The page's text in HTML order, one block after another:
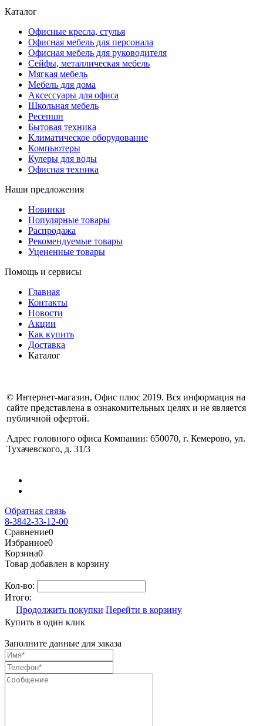
Каталог
Офисные кресла, стулья
Офисная мебель для персонала
Офисная мебель для руководителя
Сейфы, металлическая мебель
Мягкая мебель
Мебель для дома
Аксессуары для офиса
Школьная мебель
Ресепшн
Бытовая техника
Климатическое оборудование
Компьютеры
Кулеры для воды
Офисная техника
Наши предложения
Новинки
Популярные товары
Распродажа
Рекомендуемые товары
Уцененные товары
Помощь и сервисы
Главная
Контакты
Новости
Акции
Как купить
Доставка
Каталог
© Интернет-магазин, Офис плюс 2019. Вся информация на
сайте представлена в ознакомительных целях и не является
публичной офертой.
Адрес головного офиса Компании: 650070, г. Кемерово, ул.
Тухачевского, д. 31/3
Обратная связь
8-3842-33-12-00
Сравнение0
Избранное0
Корзина0
Товар добавлен в корзину
Кол-во:
Итого:
Продолжить покупки Перейти в корзину
Купить в один клик
Заполните данные для заказа